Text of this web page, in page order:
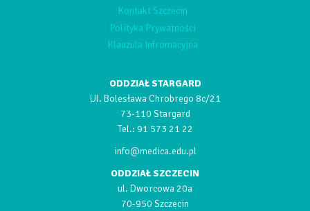
Kontakt Szczecin
Polityka Prywatności
Klauzula Infromacyjna
ODDZIAŁ STARGARD
Ul. Bolesława Chrobrego 8c/21
73-110 Stargard
Tel.: 91 573 21 22
info@medica.edu.pl
ODDZIAŁ SZCZECIN
ul. Dworcowa 20a
70-950 Szczecin